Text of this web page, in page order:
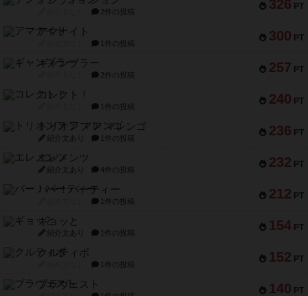
326 PT
2件の投稿
300 PT
アマナイト
1件の投稿
257 PT
ギャンブラー
2件の投稿
240 PT
コレクト！
1件の投稿
236 PT
トリオンフ ア マレンゴ
紹介文あり 1件の投稿
232 PT
エレメンツ
紹介文あり 4件の投稿
212 PT
バー！パーティー
1件の投稿
154 PT
ギョッと
紹介文あり 1件の投稿
152 PT
クルティボ
1件の投稿
140 PT
ブラヴェスト